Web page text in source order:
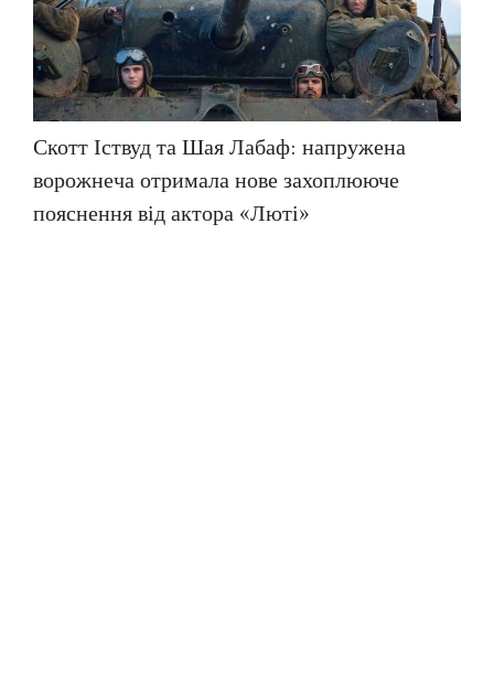
Скотт Іствуд та Шая Лабаф: напружена
ворожнеча отримала нове захоплююче
пояснення від актора «Люті»